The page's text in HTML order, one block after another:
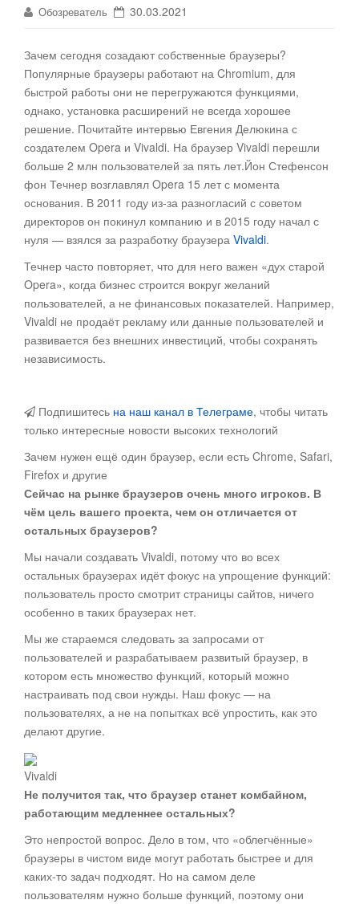
Обозреватель 30.03.2021
Зачем сегодня созадают собственные браузеры?
Популярные браузеры работают на Chromium, для
быстрой работы они не перегружаются функциями,
однако, установка расширений не всегда хорошее
решение. Почитайте интервью Евгения Делюкина с
создателем Opera и Vivaldi. На браузер Vivaldi перешли
больше 2 млн пользователей за пять лет.Йон Стефенсон
фон Течнер возглавлял Opera 15 лет с момента
основания. В 2011 году из-за разногласий с советом
директоров он покинул компанию и в 2015 году начал с
нуля — взялся за разработку браузера Vivaldi.
Течнер часто повторяет, что для него важен «дух старой
Opera», когда бизнес строится вокруг желаний
пользователей, а не финансовых показателей. Например,
Vivaldi не продаёт рекламу или данные пользователей и
развивается без внешних инвестиций, чтобы сохранять
независимость.
Подпишитесь на наш канал в Телеграме, чтобы читать
только интересные новости высоких технологий
Зачем нужен ещё один браузер, если есть Chrome, Safari,
Firefox и другие
Сейчас на рынке браузеров очень много игроков. В
чём цель вашего проекта, чем он отличается от
остальных браузеров?
Мы начали создавать Vivaldi, потому что во всех
остальных браузерах идёт фокус на упрощение функций:
пользователь просто смотрит страницы сайтов, ничего
особенно в таких браузерах нет.
Мы же стараемся следовать за запросами от
пользователей и разрабатываем развитый браузер, в
котором есть множество функций, который можно
настраивать под свои нужды. Наш фокус — на
пользователях, а не на попытках всё упростить, как это
делают другие.
Vivaldi
Не получится так, что браузер станет комбайном,
работающим медленнее остальных?
Это непростой вопрос. Дело в том, что «облегчённые»
браузеры в чистом виде могут работать быстрее и для
каких-то задач подходят. Но на самом деле
пользователям нужно больше функций, поэтому они